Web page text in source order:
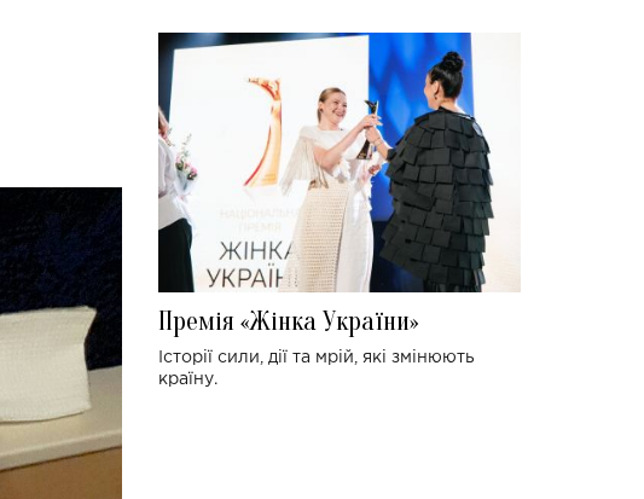
Премія «Жінка України»
Історії сили, дії та мрій, які змінюють
країну.